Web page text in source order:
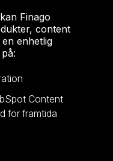
Finago
content
enhetlig
Content
för framtida